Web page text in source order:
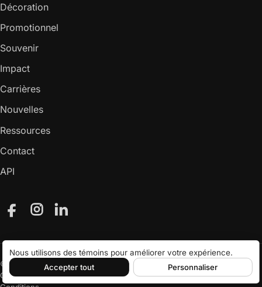
Nous utilisons des témoins pour améliorer votre expérience.
Accepter tout
Personnaliser
Décoration
Promotionnel
Souvenir
Impact
Carrières
Nouvelles
Ressources
Contact
API
FacebookInstagramLinkedIn
© 2026 Attraction Inc.
Confidentialité